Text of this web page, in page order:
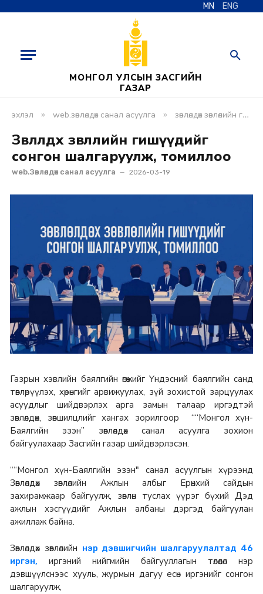
MN ENG
МОНГОЛ УЛСЫН ЗАСГИЙН
ГАЗАР
эхлэл » web.зөвлөлдөх санал асуулга » зөвлөлдөх зөвлөлийн гишүүдийг сонгон шалгаруулж, томиллоо
Зөвлөлдөх зөвлөлийн гишүүдийг
сонгон шалгаруулж, томиллоо
web.Зөвлөлдөх санал асуулга 2026-03-19
Газрын хэвлийн баялгийн өгөөжийг Үндэсний баялгийн санд
төвлөрүүлэх, хөрөнгийг арвижуулах, зүй зохистой зарцуулах
асуудлыг шийдвэрлэх арга замын талаар иргэдтэй
зөвлөлдөх, зөвшилцлийг хангах зорилгоор ““Монгол хүн-
Баялгийн эзэн” зөвлөлдөх санал асуулга зохион
байгуулахаар Засгийн газар шийдвэрлэсэн.
““Монгол хүн-Баялгийн эзэн" санал асуулгын хүрээнд
Зөвлөлдөх зөвлөлийн Ажлын албыг Ерөнхий сайдын
захирамжаар байгуулж, зөвлөн туслах үүрэг бүхий Дэд
ажлын хэсгүүдийг Ажлын албаны дэргэд байгуулан
ажиллаж байна.
Зөвлөлдөх зөвлөлийн нэр дэвшигчийн шалгаруулалтад 46
иргэн,
иргэний нийгмийн байгууллагын төлөөлөл нэр
дэвшүүлснээс хууль, журмын дагуу есөн иргэнийг сонгон
шалгаруулж,